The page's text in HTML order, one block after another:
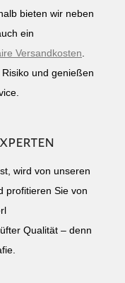
bieten wir neben
ein
Versandkosten
und genießen
wird von unseren
profitieren Sie von
Qualität – denn